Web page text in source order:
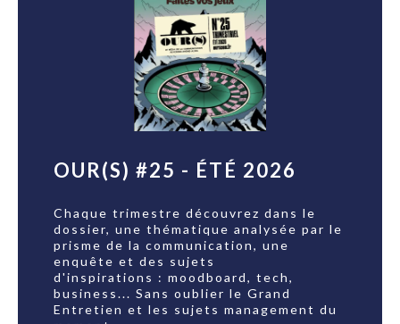
OUR(S) #25 - ÉTÉ 2026
Chaque trimestre découvrez dans le
dossier, une thématique analysée par le
prisme de la communication, une
enquête et des sujets
d'inspirations : moodboard, tech,
business... Sans oublier le Grand
Entretien et les sujets management du